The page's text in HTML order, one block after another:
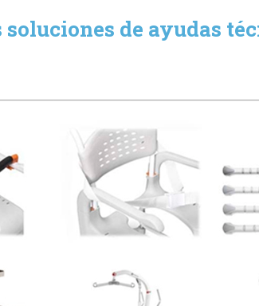
de ayudas